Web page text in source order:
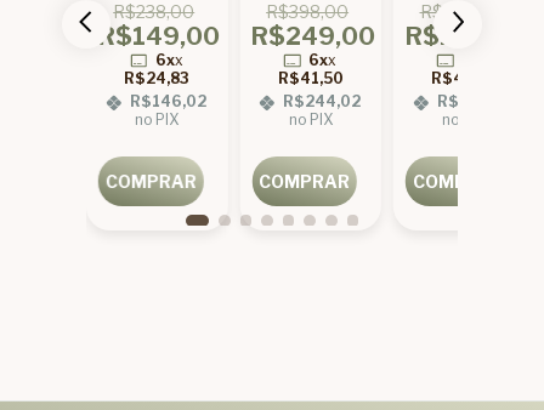
Luxury para
Marketing
Olfativo
R$238,00
R$149,00
6xx
R$24,83
R$146,02
no PIX
COMPRAR
Bambu para
Aromatização
Profissional
R$398,00
R$249,00
6xx
R$41,50
R$244,02
no PIX
COMPRAR
Capim Limão
para
Aromatização
de
Ambientes
R$398,00
R$249,00
R$41,50
R$244,02
no PIX
COMPRAR